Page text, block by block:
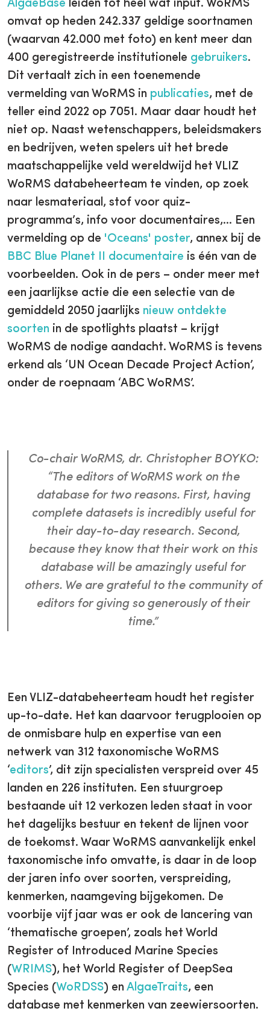
AlgaeBase leiden tot heel wat input. WoRMS
omvat op heden 242.337 geldige soortnamen
(waarvan 42.000 met foto) en kent meer dan
400 geregistreerde institutionele gebruikers.
Dit vertaalt zich in een toenemende
vermelding van WoRMS in publicaties, met de
teller eind 2022 op 7051. Maar daar houdt het
niet op. Naast wetenschappers, beleidsmakers
en bedrijven, weten spelers uit het brede
maatschappelijke veld wereldwijd het VLIZ
WoRMS databeheerteam te vinden, op zoek
naar lesmateriaal, stof voor quiz-
programma’s, info voor documentaires,… Een
vermelding op de 'Oceans' poster, annex bij de
BBC Blue Planet II documentaire is één van de
voorbeelden. Ook in de pers – onder meer met
een jaarlijkse actie die een selectie van de
gemiddeld 2050 jaarlijks nieuw ontdekte
soorten in de spotlights plaatst – krijgt
WoRMS de nodige aandacht. WoRMS is tevens
erkend als ‘UN Ocean Decade Project Action’,
onder de roepnaam ‘ABC WoRMS’.
Co-chair WoRMS, dr. Christopher BOYKO:
“The editors of WoRMS work on the
database for two reasons. First, having
complete datasets is incredibly useful for
their day-to-day research. Second,
because they know that their work on this
database will be amazingly useful for
others. We are grateful to the community of
editors for giving so generously of their
time.”
Een VLIZ-databeheerteam houdt het register
up-to-date. Het kan daarvoor terugplooien op
de onmisbare hulp en expertise van een
netwerk van 312 taxonomische WoRMS
‘editors’, dit zijn specialisten verspreid over 45
landen en 226 instituten. Een stuurgroep
bestaande uit 12 verkozen leden staat in voor
het dagelijks bestuur en tekent de lijnen voor
de toekomst. Waar WoRMS aanvankelijk enkel
taxonomische info omvatte, is daar in de loop
der jaren info over soorten, verspreiding,
kenmerken, naamgeving bijgekomen. De
voorbije vijf jaar was er ook de lancering van
‘thematische groepen’, zoals het World
Register of Introduced Marine Species
(WRIMS), het World Register of DeepSea
Species (WoRDSS) en AlgaeTraits, een
database met kenmerken van zeewiersoorten.